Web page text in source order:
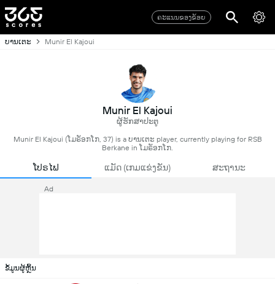
ຄະແນນຂອງຂ້ອຍ
ບານເຕະ Munir El Kajoui
Munir El Kajoui
ຜູ້ຮັກສາປະຕູ
Munir El Kajoui (ໂມຣັອກໂກ, 37) is a ບານເຕະ player, currently playing for RSB
Berkane in ໂມຣັອກໂກ.
ໂປຣໄຟ ແມັດ (ເກມແຂ່ງຂັນ) ສະຖານະ
Ad
ຂໍ້ມູນຜູ້ຫຼິ້ນ